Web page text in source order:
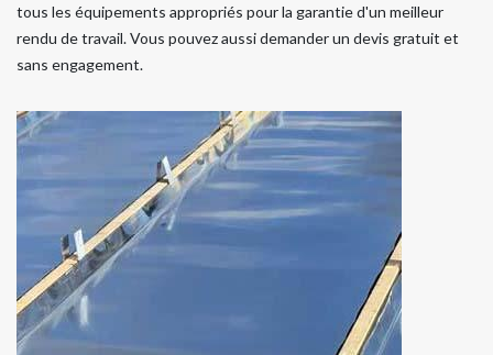
tous les équipements appropriés pour la garantie d'un meilleur
rendu de travail. Vous pouvez aussi demander un devis gratuit et
sans engagement.